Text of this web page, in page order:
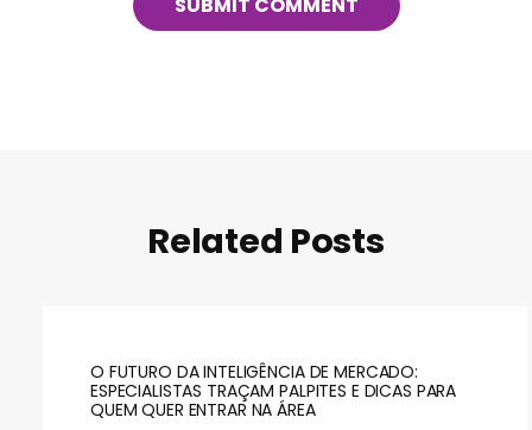
Related Posts
O FUTURO DA INTELIGÊNCIA DE MERCADO:
ESPECIALISTAS TRAÇAM PALPITES E DICAS PARA
QUEM QUER ENTRAR NA ÁREA